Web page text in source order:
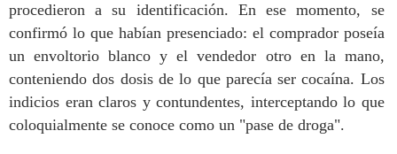
procedieron a su identificación. En ese momento, se
confirmó lo que habían presenciado: el comprador poseía
unenvoltorio blanco y el vendedor otro en la mano,
conteniendodos dosis de lo que parecía ser cocaína. Los
indicios eran claros y contundentes, interceptando lo que
coloquialmente se conoce como un "pase de droga".